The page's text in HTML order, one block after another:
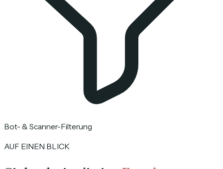
Bot- & Scanner-Filterung
AUF EINEN BLICK